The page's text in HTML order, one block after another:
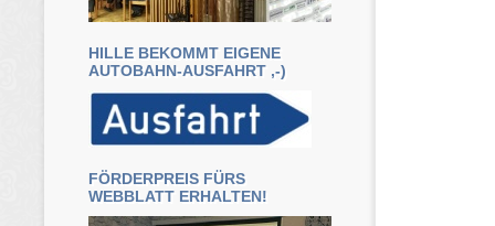
HILLE BEKOMMT EIGENE
AUTOBAHN-AUSFAHRT ,-)
FÖRDERPREIS FÜRS
WEBBLATT ERHALTEN!